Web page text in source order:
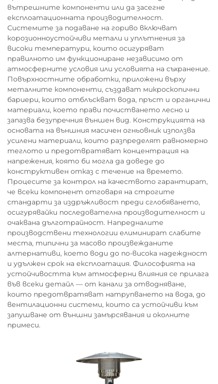
вътрешните компоненти или да засегне
експлоатационната производителност.
Системите за подаване на гориво включват
корозионноустойчиви метали и уплътнения за
високи температури, които осигуряват
правилното им функциониране независимо от
атмосферните условия или условията на съхранение.
Повърхностните обработки, приложени върху
металните компоненти, създават микроскопични
бариери, които отблъскват вода, пръст и органични
материали, което прави почистването лесно и
запазва безупречния външен вид. Конструкцията на
основата на външния масичен огньовник използва
усилени материали, които разпределят равномерно
теглото и предотвратяват концентрация на
напрежения, която би могла да доведе до
конструктивен отказ с течение на времето.
Процесите за контрол на качеството гарантират,
че всеки компонент отговаря на строгите
стандарти за издръжливост преди сглобяването,
осигурявайки последователна производителност и
очаквана дълготрайност. Напредналите
производствени технологии елиминират слабите
места, типични за масово произвежданите
алтернативи, което води до по-висока надеждност
и удължен срок на експлоатация. Философията на
устойчивостта към атмосферни влияния се прилага
във всеки детайл — от канали за отводняване,
които предотвратяват натрупването на вода, до
вентилационни системи, които са устойчиви към
запушване от външни замърсявания и околните
примеси.